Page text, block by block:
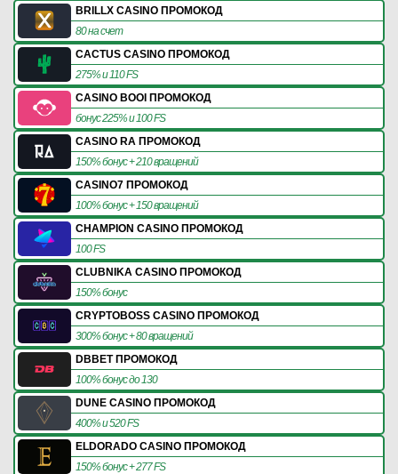
BRILLX CASINO ПРОМОКОД
80 на счет
CACTUS CASINO ПРОМОКОД
275% и 110 FS
CASINO BOOI ПРОМОКОД
бонус 225% и 100 FS
CASINO RA ПРОМОКОД
150% бонус + 210 вращений
CASINO7 ПРОМОКОД
100% бонус + 150 вращений
CHAMPION CASINO ПРОМОКОД
100 FS
CLUBNIKA CASINO ПРОМОКОД
150% бонус
CRYPTOBOSS CASINO ПРОМОКОД
300% бонус + 80 вращений
DBBET ПРОМОКОД
100% бонус до 130
DUNE CASINO ПРОМОКОД
400% и 520 FS
ELDORADO CASINO ПРОМОКОД
150% бонус + 277 FS